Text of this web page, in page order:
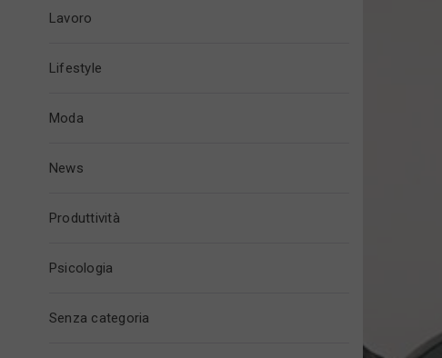
Lavoro
Lifestyle
Moda
News
Produttività
Psicologia
Senza categoria